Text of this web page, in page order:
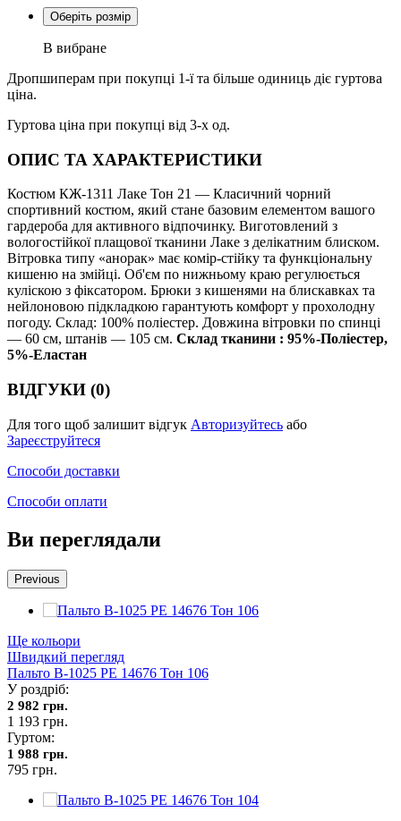
Оберіть розмір
В вибране
Дропшиперам при покупці 1-ї та більше одиниць діє гуртова
ціна.
Гуртова ціна при покупці від 3-х од.
ОПИС ТА ХАРАКТЕРИСТИКИ
Костюм КЖ-1311 Лаке Тон 21 — Класичний чорний
спортивний костюм, який стане базовим елементом вашого
гардероба для активного відпочинку. Виготовлений з
вологостійкої плащової тканини Лаке з делікатним блиском.
Вітровка типу «анорак» має комір-стійку та функціональну
кишеню на змійці. Об'єм по нижньому краю регулюється
куліскою з фіксатором. Брюки з кишенями на блискавках та
нейлоновою підкладкою гарантують комфорт у прохолодну
погоду. Склад: 100% поліестер. Довжина вітровки по спинці
— 60 см, штанів — 105 см. Склад тканини : 95%-Поліестер,
5%-Еластан
ВІДГУКИ (0)
Для того щоб залишит відгук Авторизуйтесь або
Зареєструйтеся
Способи доставки
Способи оплати
Ви переглядали
Previous
Ще кольори
Швидкий перегляд
Пальто В-1025 PE 14676 Тон 106
У роздріб:
2 982 грн.
1 193 грн.
Гуртом:
1 988 грн.
795 грн.